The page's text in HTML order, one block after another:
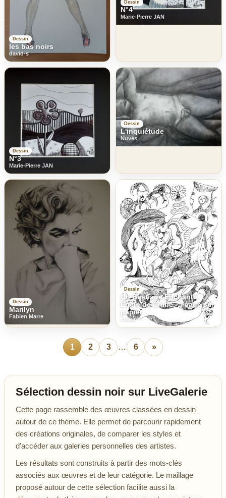
Dessin
les bas noirs
david-s
Dessin
N°4
Marie-Pierre JAN
Dessin
N°3
Marie-Pierre JAN
Dessin
L'inquiétude
Nuves
Dessin
Marilyn
Fabien Marre
Dessin
Un Bestiaire Enchanté-
Encre de Chine - Tirage sur
papier
chara
1 2 3 … 6 »
Sélection dessin noir sur LiveGalerie
Cette page rassemble des œuvres classées en dessin
autour de ce thème. Elle permet de parcourir rapidement
des créations originales, de comparer les styles et
d’accéder aux galeries personnelles des artistes.
Les résultats sont construits à partir des mots-clés
associés aux œuvres et de leur catégorie. Le maillage
proposé autour de cette sélection facilite aussi la